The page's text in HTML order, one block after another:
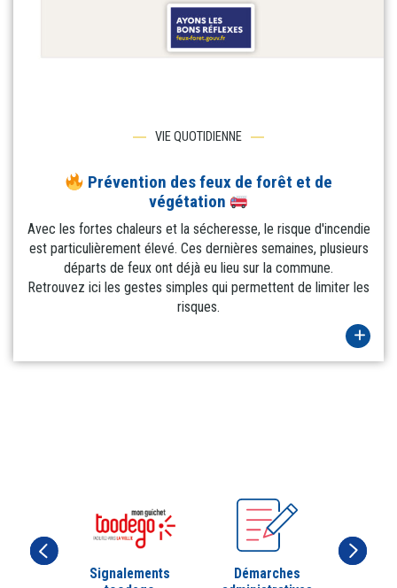
VIE QUOTIDIENNE
Prévention des feux de forêt et de
végétation
Avec les fortes chaleurs et la sécheresse, le risque d'incendie
est particulièrement élevé. Ces dernières semaines, plusieurs
départs de feux ont déjà eu lieu sur la commune.
Retrouvez ici les gestes simples qui permettent de limiter les
risques.
Signalements
Démarches